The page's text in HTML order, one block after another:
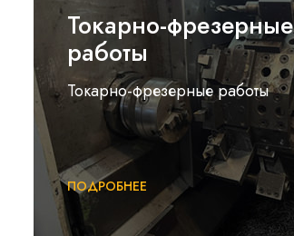
Токарно-фрезерные
работы
Токарно-фрезерные работы
ПОДРОБНЕЕ